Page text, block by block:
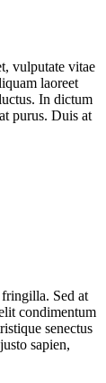
vulputate vitae
laoreet
In dictum
purus. Duis at
Sed at
condimentum
senectus
sapien,